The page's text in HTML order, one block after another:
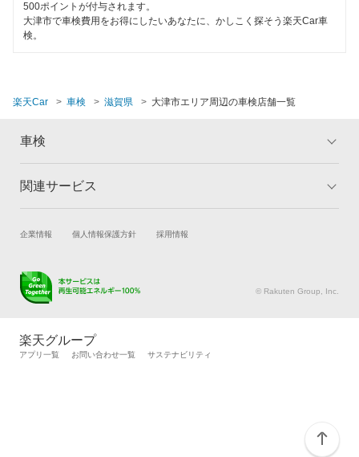
500ポイントが付与されます。
大津市で車検費用をお得にしたいあなたに、かしこく探そう楽天Car車
検。
楽天Car 車検 滋賀県 大津市エリア周辺の車検店舗一覧
車検
トップ
車検の基礎知識 キャンペーン一覧
関連サービス
試乗・商談 新車購入
キズ修理予約
メンテナンス管理
タイヤ交換サービス
自動車カタログ 自動車保険
企業情報 個人情報保護方針 採用情報
© Rakuten Group, Inc.
楽天グループ
アプリ一覧 お問い合わせ一覧 サステナビリティ